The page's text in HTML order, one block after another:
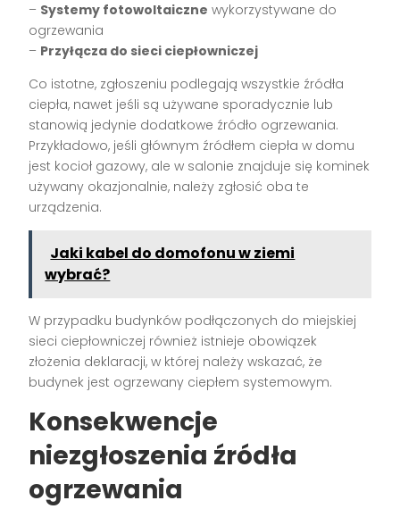
– Systemy fotowoltaiczne wykorzystywane do
ogrzewania
– Przyłącza do sieci ciepłowniczej
Co istotne, zgłoszeniu podlegają wszystkie źródła
ciepła, nawet jeśli są używane sporadycznie lub
stanowią jedynie dodatkowe źródło ogrzewania.
Przykładowo, jeśli głównym źródłem ciepła w domu
jest kocioł gazowy, ale w salonie znajduje się kominek
używany okazjonalnie, należy zgłosić oba te
urządzenia.
Jaki kabel do domofonu w ziemi
wybrać?
W przypadku budynków podłączonych do miejskiej
sieci ciepłowniczej również istnieje obowiązek
złożenia deklaracji, w której należy wskazać, że
budynek jest ogrzewany ciepłem systemowym.
Konsekwencje
niezgłoszenia źródła
ogrzewania